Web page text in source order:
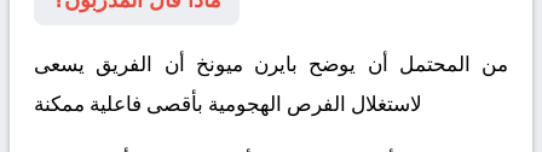
من المحتمل أن يوضح بايرن ميونخ أن الفريق يسعى
لاستغلال الفرص الهجومية بأقصى فاعلية ممكنة